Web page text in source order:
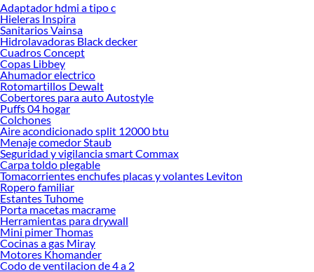
proyectos residenciales como comerciales. Esta diversidad facilita comparar y
elegir la alternativa que mejor se adapte a tu diseño y presupuesto.
Invertir en vidrios de calidad significa garantizar durabilidad y confort en el día a
día. Descubre cuál se adapta mejor a ti y transforma tus espacios con soluciones
que combinan estética y seguridad. Conoce más sobre sus beneficios y explora
nuestras colecciones disponibles para encontrar la opción perfecta. Elegir bien
hoy es asegurar funcionalidad y estilo para mañana.
Complementa tu compra con estos productos:
Ferreteria
Accesorios de Fijación
Cerraduras y quincallería
Electricidad
Gasfitería
Herramientas
Madera
Herramientas de construccion
Materiales de Construcción
Adaptador hdmi a tipo c
Hieleras Inspira
Sanitarios Vainsa
Hidrolavadoras Black decker
Cuadros Concept
Copas Libbey
Ahumador electrico
Rotomartillos Dewalt
Cobertores para auto Autostyle
Puffs 04 hogar
Colchones
Aire acondicionado split 12000 btu
Menaje comedor Staub
Seguridad y vigilancia smart Commax
Carpa toldo plegable
Tomacorrientes enchufes placas y volantes Leviton
Ropero familiar
Estantes Tuhome
Porta macetas macrame
Herramientas para drywall
Mini pimer Thomas
Cocinas a gas Miray
Motores Khomander
Codo de ventilacion de 4 a 2